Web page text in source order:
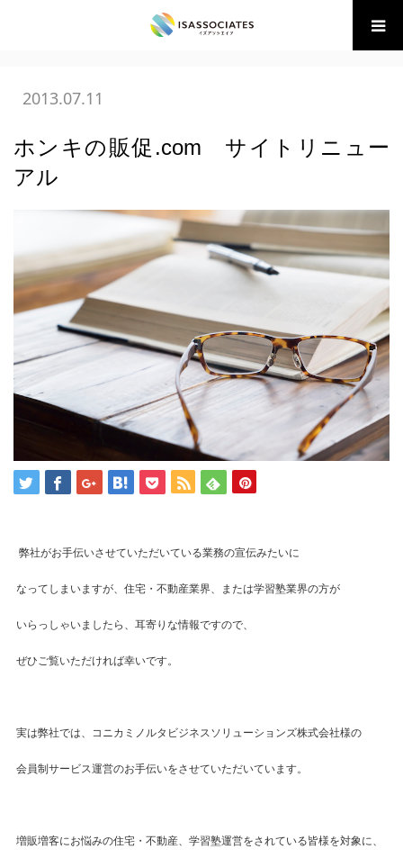
05 広告・販促の学び
ホンキの販促.com サ
2013.07.11
ホンキの販促.com サイトリニュー
アル
弊社がお手伝いさせていただいている業務の宣伝みたいに
なってしまいますが、住宅・不動産業界、または学習塾業界の方が
いらっしゃいましたら、耳寄りな情報ですので、
ぜひご覧いただければ幸いです。
実は弊社では、コニカミノルタビジネスソリューションズ株式会社様の
会員制サービス運営のお手伝いをさせていただいています。
増販増客にお悩みの住宅・不動産、学習塾運営をされている皆様を対象に、